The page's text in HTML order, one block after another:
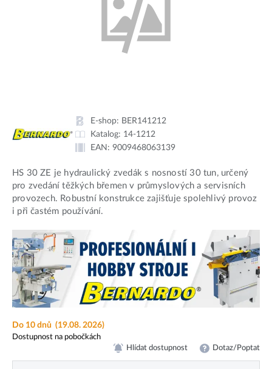
E-shop: BER141212
Katalog: 14-1212
EAN: 9009468063139
HS 30 ZE je hydraulický zvedák s nosností 30 tun, určený
pro zvedání těžkých břemen v průmyslových a servisních
provozech. Robustní konstrukce zajišťuje spolehlivý provoz
i při častém používání.
Do 10 dnů (19.08. 2026)
Dostupnost na pobočkách
Hlídat dostupnost Dotaz/Poptat